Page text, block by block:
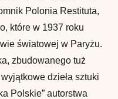
Polonia Restituta,
które w 1937 roku
światowej w Paryżu.
zbudowanego tuż
dzieła sztuki
Polskie” autorstwa